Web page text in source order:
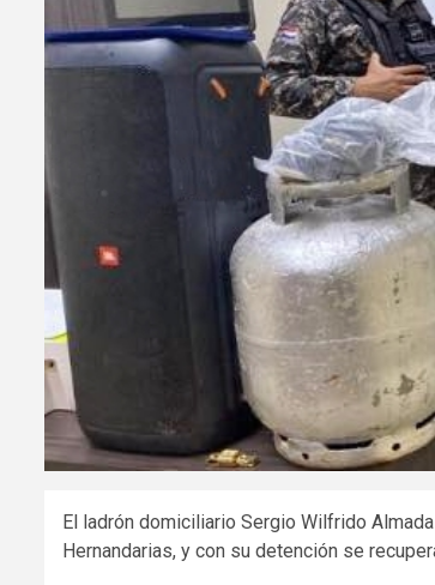
El ladrón domiciliario Sergio Wilfrido
Hernandarias, y con su detención se